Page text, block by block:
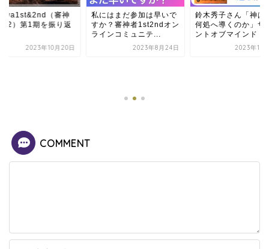
はまだ参加は早いで
？審神者1st2ndオン
2023年8月24日
鈴木秀子さん「神は人を
何処へ導くのか」サイレ
ントオブマインド・...
2023年11月12日
COMMENT